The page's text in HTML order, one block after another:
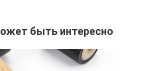
быть интересно